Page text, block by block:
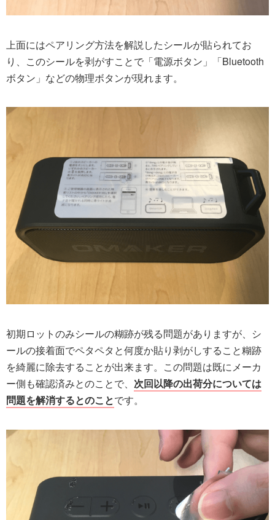
上面にはペアリング方法を解説したシールが貼られてお
り、このシールを剥がすことで「電源ボタン」「Bluetooth
ボタン」などの物理ボタンが現れます。
初期ロットのみシールの糊跡が残る問題がありますが、シ
ールの接着面でペタペタと何度か貼り剥がしすること糊跡
を綺麗に除去することが出来ます。この問題は既にメーカ
ー側も確認済みとのことで、 次回以降の出荷分については
問題を解消するとのことです。